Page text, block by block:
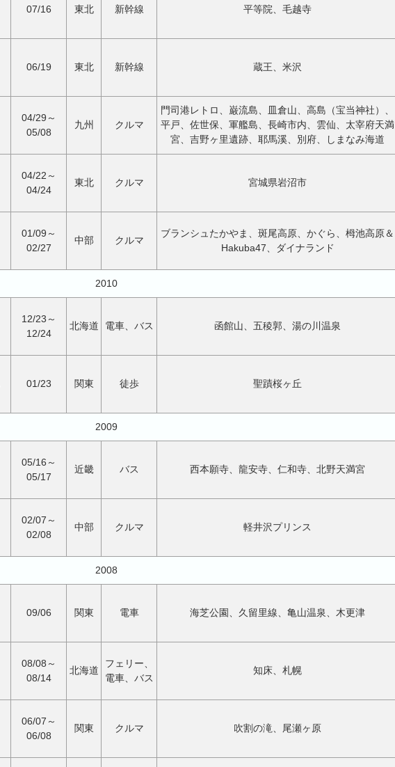
07/16 東北 新幹線 平等院、毛越寺
06/19 東北 新幹線 蔵王、米沢
04/29～
05/08
九州 クルマ
門司港レトロ、巌流島、皿倉山、高島（宝当神社）、
平戸、佐世保、軍艦島、長崎市内、雲仙、太宰府天満
宮、吉野ヶ里遺跡、耶馬溪、別府、しまなみ海道
04/22～
04/24
東北 クルマ 宮城県岩沼市
01/09～
02/27
中部 クルマ
ブランシュたかやま、斑尾高原、かぐら、栂池高原＆
Hakuba47、ダイナランド
2010
12/23～
12/24
北海道 電車、バス 函館山、五稜郭、湯の川温泉
01/23 関東 徒歩 聖蹟桜ヶ丘
2009
05/16～
05/17
近畿 バス 西本願寺、龍安寺、仁和寺、北野天満宮
02/07～
02/08
中部 クルマ 軽井沢プリンス
2008
09/06 関東 電車 海芝公園、久留里線、亀山温泉、木更津
08/08～
08/14
北海道
フェリー、
電車、バス
知床、札幌
06/07～
06/08
関東 クルマ 吹割の滝、尾瀬ヶ原